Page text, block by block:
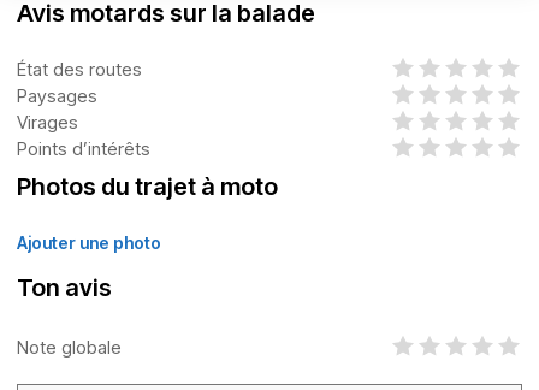
Avis motards sur la balade
État des routes
Paysages
Virages
Points d’intérêts
Photos du trajet à moto
Ajouter une photo
Ton avis
Note globale